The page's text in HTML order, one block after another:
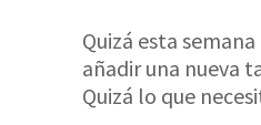
Quizá esta
añadir una nueva
Quizá lo que